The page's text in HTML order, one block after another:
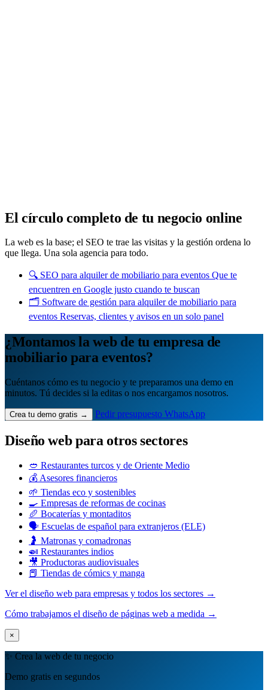
El círculo completo de tu negocio online
La web es la base; el SEO te trae las visitas y la gestión ordena lo
que llega. Una sola agencia para todo.
🔍 SEO para alquiler de mobiliario para eventos Que te
encuentren en Google justo cuando te buscan
🗂️ Software de gestión para alquiler de mobiliario para
eventos Reservas, clientes y avisos en un solo panel
¿Montamos la web de tu empresa de
mobiliario para eventos?
Cuéntanos cómo es tu negocio y te preparamos una demo en
minutos. Tú decides si la editas o nos encargamos nosotros.
Crea tu demo gratis → Pedir presupuesto WhatsApp
Diseño web para otros sectores
🥙 Restaurantes turcos y de Oriente Medio
💰 Asesores financieros
🌱 Tiendas eco y sostenibles
🍳 Empresas de reformas de cocinas
🥖 Bocaterías y montaditos
🗣️ Escuelas de español para extranjeros (ELE)
🤰 Matronas y comadronas
🍛 Restaurantes indios
🎥 Productoras audiovisuales
📕 Tiendas de cómics y manga
Ver el diseño web para empresas y todos los sectores →
Cómo trabajamos el diseño de páginas web a medida →
×
✨ Crea la web de tu negocio
Demo gratis en segundos